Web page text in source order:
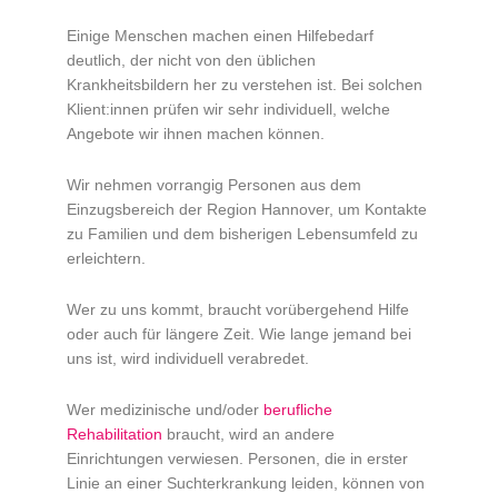
Einige Menschen machen einen Hilfebedarf
deutlich, der nicht von den üblichen
Krankheitsbildern her zu verstehen ist. Bei solchen
Klient:innen prüfen wir sehr individuell, welche
Angebote wir ihnen machen können.
Wir nehmen vorrangig Personen aus dem
Einzugsbereich der Region Hannover, um Kontakte
zu Familien und dem bisherigen Lebensumfeld zu
erleichtern.
Wer zu uns kommt, braucht vorübergehend Hilfe
oder auch für längere Zeit. Wie lange jemand bei
uns ist, wird individuell verabredet.
Wer medizinische und/oder berufliche
Rehabilitation braucht, wird an andere
Einrichtungen verwiesen. Personen, die in erster
Linie an einer Suchterkrankung leiden, können von